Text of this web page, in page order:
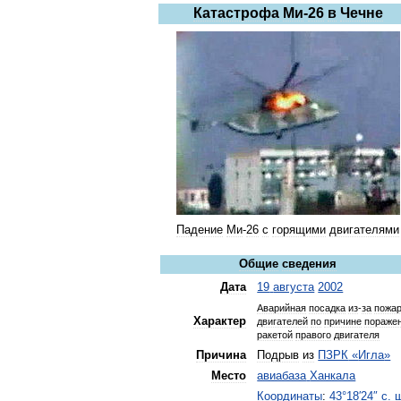
Катастрофа Ми-26 в Чечне
Падение Ми-26 с горящими двигателями
Общие сведения
Дата
19 августа 2002
Характер
Аварийная посадка из-за
двигателей по причине
ракетой правого двигателя
Причина Подрыв из ПЗРК «Игла»
Место
авиабаза Ханкала
Координаты: 43°18′24″с.